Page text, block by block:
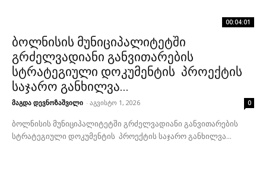
00:04:01
ბოლნისის მუნიციპალიტეტში
გრძელვადიანი განვითარების
სტრატეგიული დოკუმენტის პროექტის
საჯარო განხილვა...
მაგდა დევნოზაშვილი - აგვისტო 1, 2026 0
ბოლნისის მუნიციპალიტეტში გრძელვადიანი განვითარების
სტრატეგიული დოკუმენტის პროექტის საჯარო განხილვა...